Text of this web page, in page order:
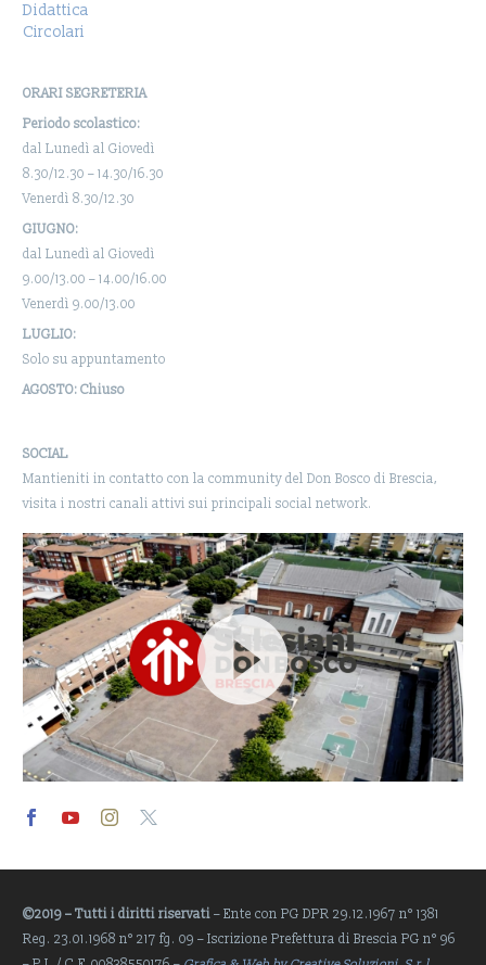
Didattica
Circolari
ORARI SEGRETERIA
Periodo scolastico:
dal Lunedì al Giovedì
8.30/12.30 – 14.30/16.30
Venerdì 8.30/12.30
GIUGNO:
dal Lunedì al Giovedì
9.00/13.00 – 14.00/16.00
Venerdì 9.00/13.00
LUGLIO:
Solo su appuntamento
AGOSTO: Chiuso
SOCIAL
Mantieniti in contatto con la community del Don Bosco di Brescia,
visita i nostri canali attivi sui principali social network.
Player
©2019 – Tutti i diritti riservati – Ente con PG DPR 29.12.1967 n° 1381
Reg. 23.01.1968 n° 217 fg. 09 – Iscrizione Prefettura di Brescia PG n° 96